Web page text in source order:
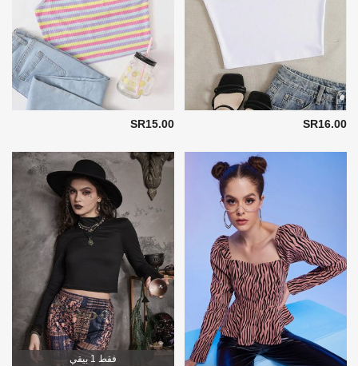
SR16.00
SR15.00
فقط 1 بيقي